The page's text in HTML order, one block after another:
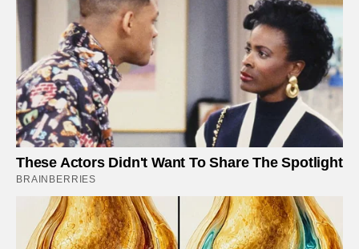
These Actors Didn't Want To Share The Spotlight
BRAINBERRIES